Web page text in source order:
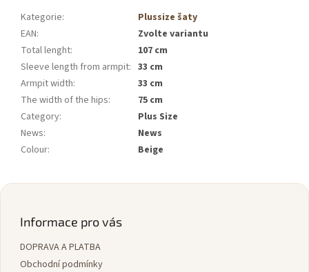
Kategorie:
Plussize šaty
EAN:
Zvolte variantu
Total lenght:
107 cm
Sleeve length from armpit: 33 cm
Armpit width:
33 cm
The width of the hips:
75 cm
Category:
Plus Size
News:
News
Colour: Beige
Z
Informace pro vás
DOPRAVA A PLATBA
Obchodní podmínky